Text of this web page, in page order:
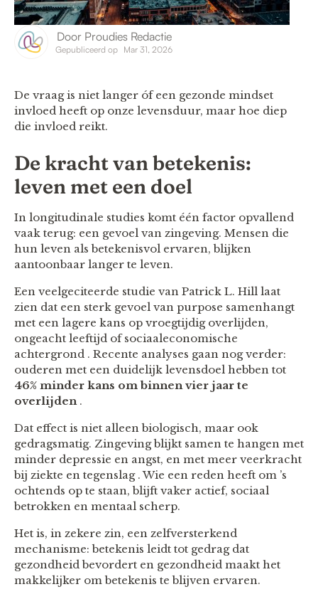
Door Proudies Redactie
Gepubliceerd op Mar 31, 2026
De vraag is niet langer óf een gezonde mindset
invloed heeft op onze levensduur, maar hoe diep
die invloed reikt.
De kracht van betekenis:
leven met een doel
In longitudinale studies komt één factor opvallend
vaak terug: een gevoel van zingeving. Mensen die
hun leven als betekenisvol ervaren, blijken
aantoonbaar langer te leven.
Een veelgeciteerde studie van Patrick L. Hill laat
zien dat een sterk gevoel van purpose samenhangt
met een lagere kans op vroegtijdig overlijden,
ongeacht leeftijd of sociaaleconomische
achtergrond . Recente analyses gaan nog verder:
ouderen met een duidelijk levensdoel hebben tot
46% minder kans om binnen vier jaar te
overlijden.
Dat effect is niet alleen biologisch, maar ook
gedragsmatig. Zingeving blijkt samen te hangen met
minder depressie en angst, en met meer veerkracht
bij ziekte en tegenslag . Wie een reden heeft om ’s
ochtends op te staan, blijft vaker actief, sociaal
betrokken en mentaal scherp.
Het is, in zekere zin, een zelfversterkend
mechanisme: betekenis leidt tot gedrag dat
gezondheid bevordert en gezondheid maakt het
makkelijker om betekenis te blijven ervaren.